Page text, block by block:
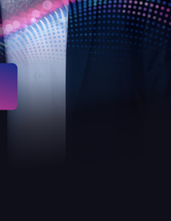
de vin en France. Dévoilé
est la cause directe de la
stocks qui débordent, des prix
des rendements alors
ont dû changer en